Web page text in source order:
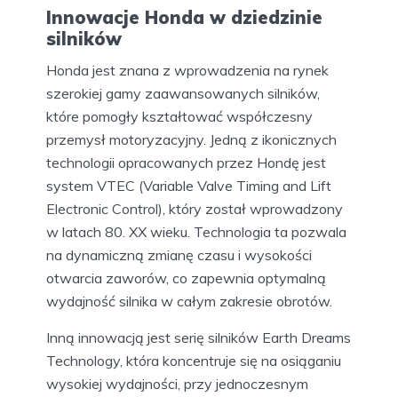
Innowacje Honda w dziedzinie
silników
Honda jest znana z wprowadzenia na rynek
szerokiej gamy zaawansowanych silników,
które pomogły kształtować współczesny
przemysł motoryzacyjny. Jedną z ikonicznych
technologii opracowanych przez Hondę jest
system VTEC (Variable Valve Timing and Lift
Electronic Control), który został wprowadzony
w latach 80. XX wieku. Technologia ta pozwala
na dynamiczną zmianę czasu i wysokości
otwarcia zaworów, co zapewnia optymalną
wydajność silnika w całym zakresie obrotów.
Inną innowacją jest serię silników Earth Dreams
Technology, która koncentruje się na osiąganiu
wysokiej wydajności, przy jednoczesnym